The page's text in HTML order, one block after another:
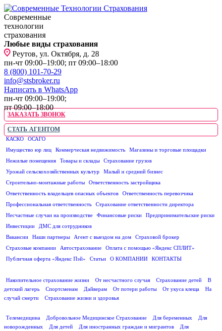
Современные
технологии
страхования
Любые виды страхования
Реутов, ул. Октября, д. 28
пн-чт 09:00–19:00; пт 09:00–18:00
8 (800) 101-70-29
info@stsbroker.ru
Написать в WhatsApp
пн-чт 09:00–19:00;
пт 09:00–18:00
ЗАКАЗАТЬ ЗВОНОК
СТАТЬ АГЕНТОМ
КАСКО ОСАГО
Имущество юр лиц
Коммерческая недвижимость
Магазины и торговые площадки
Нежилые помещения
Товары и склады
Страхование грузов
Урожай сельскохозяйственных культур
Малый и средний бизнес
Строительно-монтажные работы
Ответственность застройщика
Ответственность владельцев опасных объектов
Ответственность перевозчика
Профессиональная ответственность
Страхование ответственности директора
Несчастные случаи на производстве
Финансовые риски
Предпринимательские риски
Инвестиции
ДМС для сотрудников
Вакансии
Наши партнеры Агент с выездом на дом
Страховой брокер
Страховые компании
Автострахование
Оплата с помощью «Яндекс СПЛИТ»
Публичная оферта «Яндекс Пэй»
Статьи О КОМПАНИИ
КОНТАКТЫ
Накопительное страхование жизни
От несчастного случая Страхование детей
В
детский лагерь
Спортсменам Дайверам От потери работы От укуса клеща
На
случай смерти
Страхование жизни и здоровья
Телемедицина
Добровольное Медицинское Страхование Для беременных
Для
новорожденных
Для детей Для иностранных граждан и мигрантов
Для